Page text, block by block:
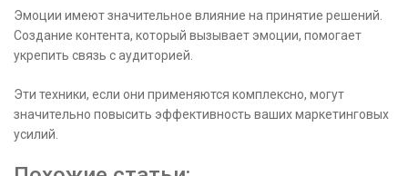
Эмоции имеют значительное влияние на принятие решений.
Создание контента, который вызывает эмоции, помогает
укрепить связь с аудиторией.
Эти техники, если они применяются комплексно, могут
значительно повысить эффективность ваших маркетинговых
усилий.